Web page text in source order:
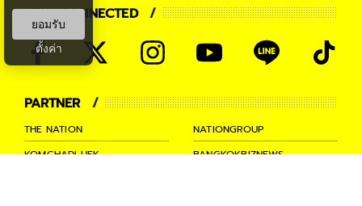
STAY CONNECTED
PARTNER
THE NATION
NATIONGROUP
KOMCHADLUEK
BANGKOKBIZNEWS
ยอมรับ
ตั้งค่า